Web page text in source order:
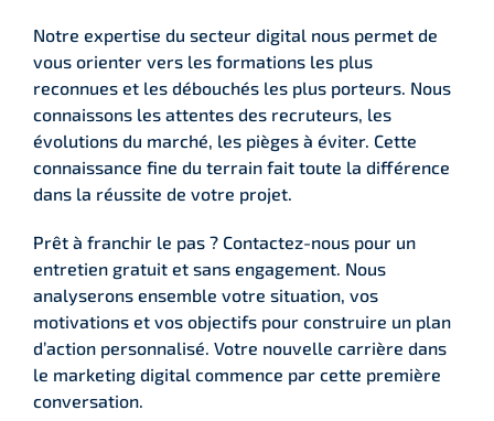
Notre expertise du secteur digital nous permet de
vous orienter vers les formations les plus
reconnues et les débouchés les plus porteurs. Nous
connaissons les attentes des recruteurs, les
évolutions du marché, les pièges à éviter. Cette
connaissance fine du terrain fait toute la différence
dans la réussite de votre projet.
Prêt à franchir le pas ? Contactez-nous pour un
entretien gratuit et sans engagement. Nous
analyserons ensemble votre situation, vos
motivations et vos objectifs pour construire un plan
d’action personnalisé. Votre nouvelle carrière dans
le marketing digital commence par cette première
conversation.